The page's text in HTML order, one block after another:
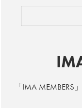
「IMA